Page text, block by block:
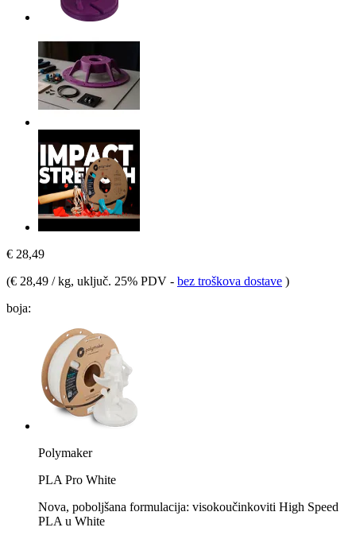
€ 28,49
(€ 28,49 / kg, uključ. 25% PDV - bez troškova dostave )
boja:
Polymaker
PLA Pro White
Nova, poboljšana formulacija: visokoučinkoviti High Speed
PLA u White